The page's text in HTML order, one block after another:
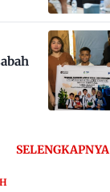
SELENGKAPNYA